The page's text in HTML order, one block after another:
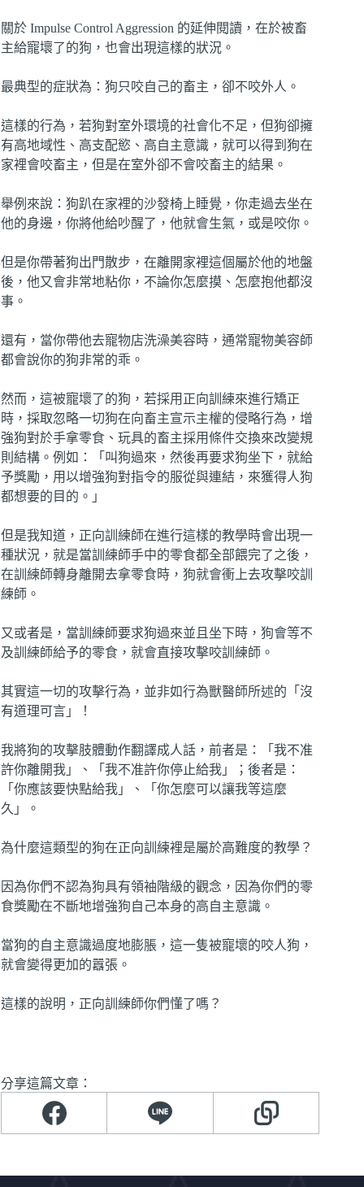
關於 Impulse Control Aggression 的延伸閱讀，在於被畜
主給寵壞了的狗，也會出現這樣的狀況。
最典型的症狀為：狗只咬自己的畜主，卻不咬外人。
這樣的行為，若狗對室外環境的社會化不足，但狗卻擁
有高地域性、高支配慾、高自主意識，就可以得到狗在
家裡會咬畜主，但是在室外卻不會咬畜主的結果。
舉例來說：狗趴在家裡的沙發椅上睡覺，你走過去坐在
他的身邊，你將他給吵醒了，他就會生氣，或是咬你。
但是你帶著狗出門散步，在離開家裡這個屬於他的地盤
後，他又會非常地粘你，不論你怎麼摸、怎麼抱他都沒
事。
還有，當你帶他去寵物店洗澡美容時，通常寵物美容師
都會說你的狗非常的乖。
然而，這被寵壞了的狗，若採用正向訓練來進行矯正
時，採取忽略一切狗在向畜主宣示主權的侵略行為，增
強狗對於手拿零食、玩具的畜主採用條件交換來改變規
則結構。例如：「叫狗過來，然後再要求狗坐下，就給
予獎勵，用以增強狗對指令的服從與連結，來獲得人狗
都想要的目的。」
但是我知道，正向訓練師在進行這樣的教學時會出現一
種狀況，就是當訓練師手中的零食都全部餵完了之後，
在訓練師轉身離開去拿零食時，狗就會衝上去攻擊咬訓
練師。
又或者是，當訓練師要求狗過來並且坐下時，狗會等不
及訓練師給予的零食，就會直接攻擊咬訓練師。
其實這一切的攻擊行為，並非如行為獸醫師所述的「沒
有道理可言」！
我將狗的攻擊肢體動作翻譯成人話，前者是：「我不准
許你離開我」、「我不准許你停止給我」；後者是：
「你應該要快點給我」、「你怎麼可以讓我等這麼
久」。
為什麼這類型的狗在正向訓練裡是屬於高難度的教學？
因為你們不認為狗具有領袖階級的觀念，因為你們的零
食獎勵在不斷地增強狗自己本身的高自主意識。
當狗的自主意識過度地膨脹，這一隻被寵壞的咬人狗，
就會變得更加的囂張。
這樣的說明，正向訓練師你們懂了嗎？
分享這篇文章：